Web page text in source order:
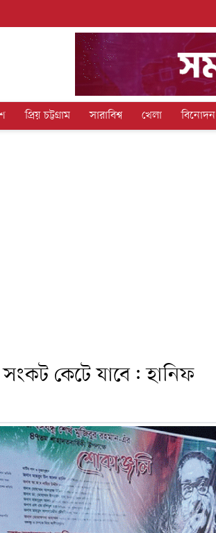
প্রিয় চট্টগ্রাম সারাবিশ্ব খেলা বিনোদন
সংকট কেটে যাবে: হানিফ